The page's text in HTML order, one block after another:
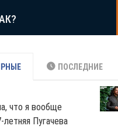
ПОСЛЕДНИЕ
что я вообще
летняя Пугачева